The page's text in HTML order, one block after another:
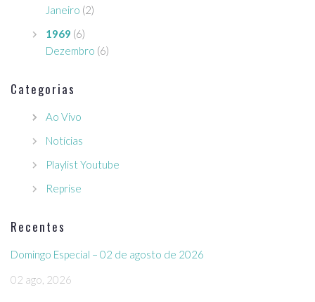
Janeiro (2)
1969 (6)
Dezembro (6)
Categorias
Ao Vivo
Notícias
Playlist Youtube
Reprise
Recentes
Domingo Especial – 02 de agosto de 2026
02 ago, 2026